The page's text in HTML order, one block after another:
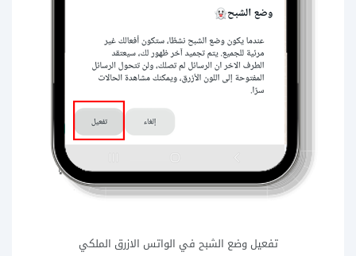
تفعيل وضع الشبح في الواتس الازرق الملكي